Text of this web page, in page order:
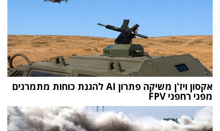
אקסון ויז'ן משיקה פתרון AI להגנת כוחות מתמרנים
מפני רחפני FPV